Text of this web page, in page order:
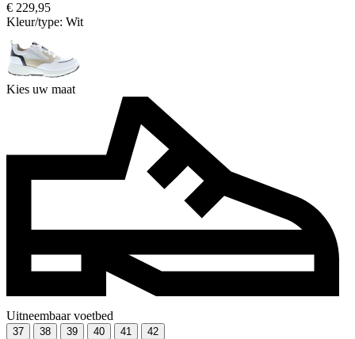
€ 229,95
Kleur/type: Wit
Kies uw maat
Uitneembaar voetbed
37 38 39 40 41 42